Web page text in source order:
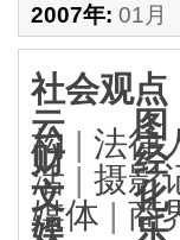
2007年: 01月
社会观点
构 | 法律
云 图
活 | 摄影
财 经
媒体 | 商
文 化
娱 乐